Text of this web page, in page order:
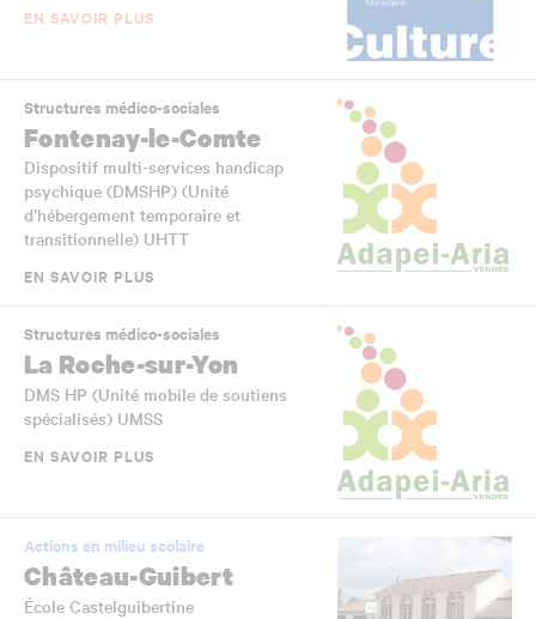
EN SAVOIR PLUS
Structures médico-sociales
Fontenay-le-Comte
Dispositif multi-services handicap
psychique (DMSHP) (Unité
d’hébergement temporaire et
transitionnelle) UHTT
EN SAVOIR PLUS
Structures médico-sociales
La Roche-sur-Yon
DMS HP (Unité mobile de soutiens
spécialisés) UMSS
EN SAVOIR PLUS
Actions en milieu scolaire
Château-Guibert
École Castelguibertine